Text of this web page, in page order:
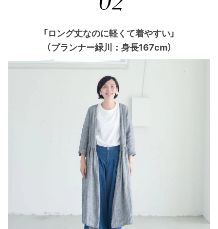
「ロング丈なのに軽くて着やすい」
（プランナー緑川：身長167cm）